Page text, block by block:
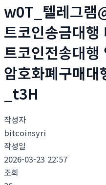
w0T_텔레그
트코인송금대행
트코인전송대행
암호화폐구매대
_t3H
작성자
bitcoinsyri
작성일
2026-03-23 22:57
조회